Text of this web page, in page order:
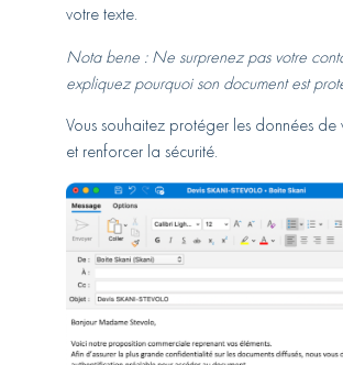
votre texte.
Nota bene : Ne surprenez pas votre
expliquez pourquoi son document est
Vous souhaitez protéger les données de
et renforcer la sécurité.